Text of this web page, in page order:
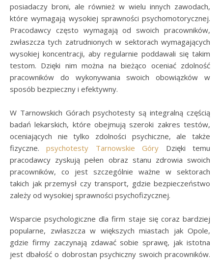
posiadaczy broni, ale również w wielu innych zawodach,
które wymagają wysokiej sprawności psychomotorycznej.
Pracodawcy często wymagają od swoich pracowników,
zwłaszcza tych zatrudnionych w sektorach wymagających
wysokiej koncentracji, aby regularnie poddawali się takim
testom. Dzięki nim można na bieżąco oceniać zdolność
pracowników do wykonywania swoich obowiązków w
sposób bezpieczny i efektywny.
W Tarnowskich Górach psychotesty są integralną częścią
badań lekarskich, które obejmują szeroki zakres testów,
oceniających nie tylko zdolności psychiczne, ale także
fizyczne.psychotesty Tarnowskie Góry Dzięki temu
pracodawcy zyskują pełen obraz stanu zdrowia swoich
pracowników, co jest szczególnie ważne w sektorach
takich jak przemysł czy transport, gdzie bezpieczeństwo
zależy od wysokiej sprawności psychofizycznej.
Wsparcie psychologiczne dla firm staje się coraz bardziej
popularne, zwłaszcza w większych miastach jak Opole,
gdzie firmy zaczynają zdawać sobie sprawę, jak istotna
jest dbałość o dobrostan psychiczny swoich pracowników.